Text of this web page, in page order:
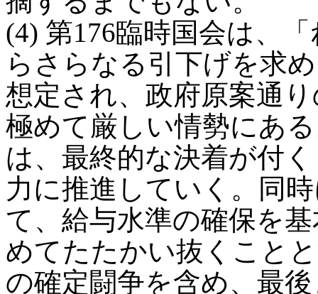
(4) 第176臨時国会は、
らさらなる引下げを求
想定され、政府原案通
極めて厳しい情勢にあ
は、最終的な決着が付
力に推進していく。同
て、給与水準の確保を
めてたたかい抜くこと
の確定闘争を含め、最